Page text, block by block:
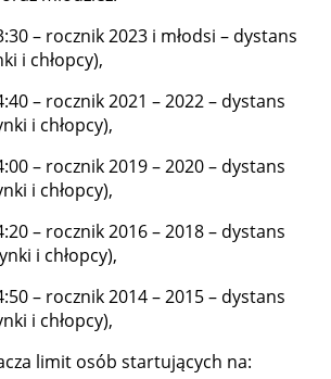
– rocznik 2023 i młodsi – dystans
i chłopcy),
– rocznik 2021 – 2022 – dystans
i chłopcy),
– rocznik 2019 – 2020 – dystans
i chłopcy),
– rocznik 2016 – 2018 – dystans
i chłopcy),
– rocznik 2014 – 2015 – dystans
i chłopcy),
limit osób startujących na: